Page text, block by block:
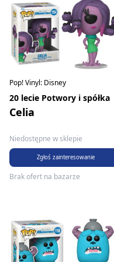
Pop! Vinyl: Disney
20 lecie Potwory i spółka
Celia
Niedostępne w sklepie
Zgłoś zainteresowanie
Brak ofert na bazarze